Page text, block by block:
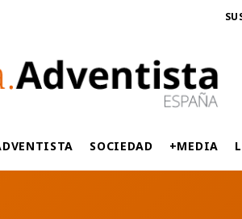
SOCIEDAD +MEDIA